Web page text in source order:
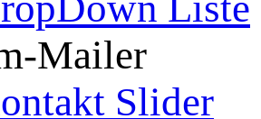
Mailer
Slider